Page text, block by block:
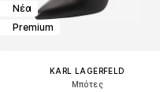
Νέα
Premium
KARL LAGERFELD
Μπότες